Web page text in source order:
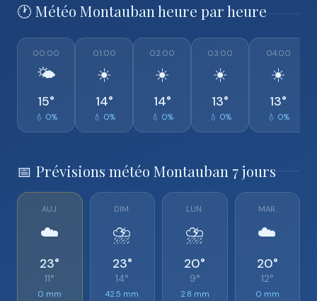
🕐 Météo Montauban heure par heure
00:00
🌤️
15°
💧 0%
01:00
☀️
14°
💧 0%
02:00
☀️
14°
💧 0%
03:00
☀️
13°
💧 0%
04:00
☀️
13°
💧 0%
📅 Prévisions météo Montauban 7 jours
AUJ.
☁️
23°
11°
0 mm
DIM.
⛈️
23°
14°
42.5 mm
LUN.
⛈️
20°
9°
2.8 mm
MAR.
☁️
20°
12°
0 mm